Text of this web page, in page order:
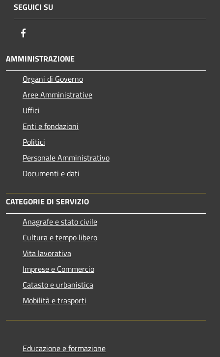
SEGUICI SU
AMMINISTRAZIONE
Organi di Governo
Aree Amministrative
Uffici
Enti e fondazioni
Politici
Personale Amministrativo
Documenti e dati
CATEGORIE DI SERVIZIO
Anagrafe e stato civile
Cultura e tempo libero
Vita lavorativa
Imprese e Commercio
Catasto e urbanistica
Mobilità e trasporti
Educazione e formazione